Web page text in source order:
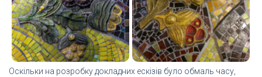
Оскільки на розробку докладних ескізів було обмаль часу,